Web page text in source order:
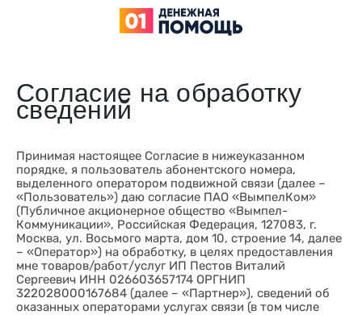
Согласие на обработку
сведений
Принимая настоящее Согласие в нижеуказанном
порядке, я пользователь абонентского номера,
выделенного оператором подвижной связи (далее –
«Пользователь») даю согласие ПАО «ВымпелКом»
(Публичное акционерное общество «Вымпел-
Коммуникации», Российская Федерация, 127083, г.
Москва, ул. Восьмого марта, дом 10, строение 14, далее
– «Оператор») на обработку, в целях предоставления
мне товаров/работ/услуг ИП Пестов Виталий
Сергеевич ИНН 026603657174 ОРГНИП
322028000167684 (далее – «Партнер»), сведений об
оказанных операторами услугах связи (в том числе